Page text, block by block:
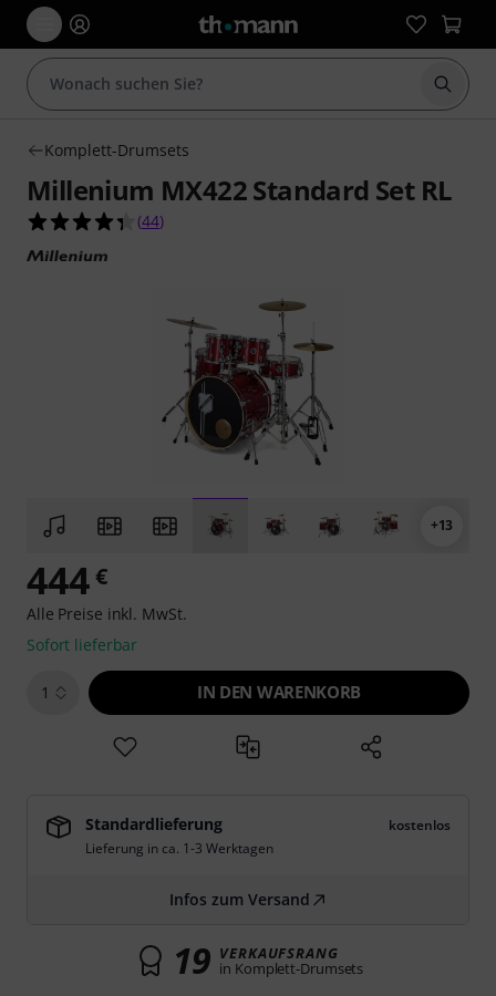
Suche
Komplett-Drumsets
Millenium MX422 Standard Set RL
4.4 von 5 Sternen aus 44 Kundenbewertungen
(44)
+13
444€
Alle Preise inkl. MwSt.
Sofort lieferbar
1 IN DEN WARENKORB
Standardlieferung
kostenlos
Lieferung in ca. 1-3 Werktagen
Infos zum Versand
19 VERKAUFSRANG
in Komplett-Drumsets